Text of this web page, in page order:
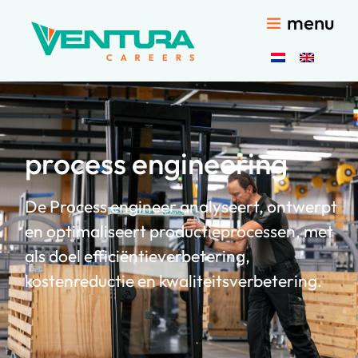
menu
process engineering
De Process engineer analyseert, ontwerpt
en optimaliseert productieprocessen, met
als doel efficiëntieverbetering,
kostenreductie en kwaliteitsverbetering.